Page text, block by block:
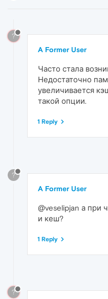
?
A Former User
Часто стала
Недостаточно
увеличивается
такой опции.
1 Reply
?
A Former User
@veselipjan а при
и кеш?
1 Reply
?